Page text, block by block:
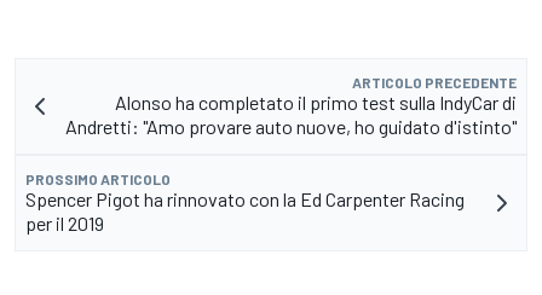
ARTICOLO PRECEDENTE
Alonso ha completato il primo test sulla IndyCar di
Andretti: "Amo provare auto nuove, ho guidato d'istinto"
PROSSIMO ARTICOLO
Spencer Pigot ha rinnovato con la Ed Carpenter Racing
per il 2019